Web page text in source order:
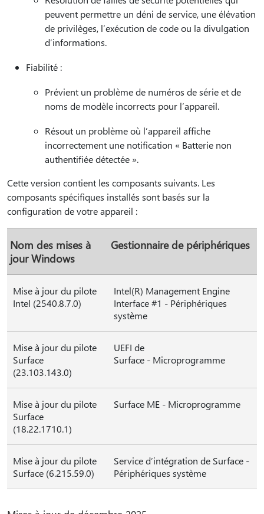
peuvent permettre un déni de service, une élévation
de privilèges, l’exécution de code ou la divulgation
d’informations.
Fiabilité :
Prévient un problème de numéros de série et de
noms de modèle incorrects pour l’appareil.
Résout un problème où l’appareil affiche
incorrectement une notification « Batterie non
authentifiée détectée ».
Cette version contient les composants suivants. Les
composants spécifiques installés sont basés sur la
configuration de votre appareil :
Nom des mises à
jour Windows
Gestionnaire de périphériques
Mise à jour du pilote
Intel (2540.8.7.0)
Intel(R) Management Engine
Interface #1 - Périphériques
système
Mise à jour du pilote
Surface
(23.103.143.0)
UEFI de
Surface - Microprogramme
Mise à jour du pilote
Surface
(18.22.1710.1)
Surface ME - Microprogramme
Mise à jour du pilote
Surface (6.215.59.0)
Service dʼintégration de Surface -
Périphériques système